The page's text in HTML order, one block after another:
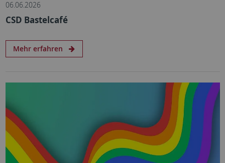
06.06.2026
CSD Bastelcafé
Mehr erfahren